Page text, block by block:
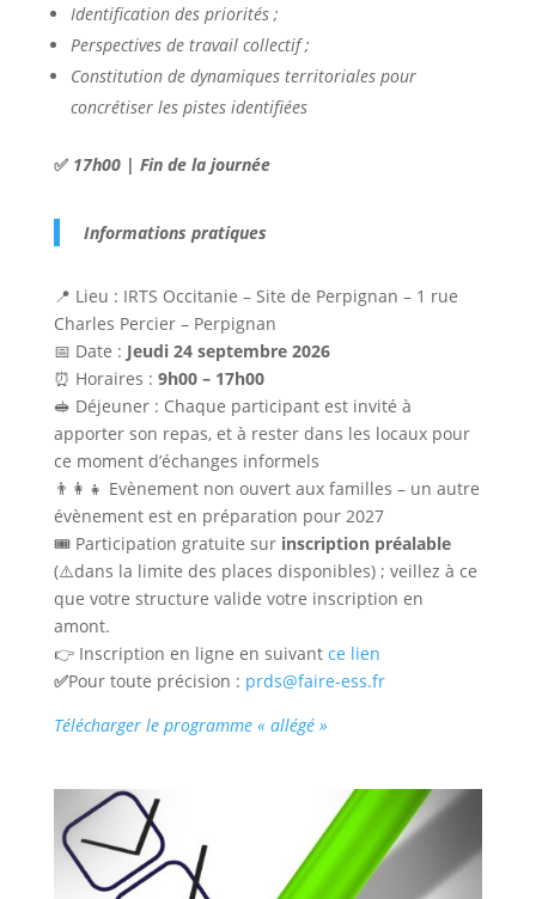
Identification des priorités ;
Perspectives de travail collectif ;
Constitution de dynamiques territoriales pour
concrétiser les pistes identifiées
✅ 17h00 | Fin de la journée
Informations pratiques
📍 Lieu : IRTS Occitanie – Site de Perpignan – 1 rue
Charles Percier – Perpignan
📅 Date : Jeudi 24 septembre 2026
⏰ Horaires : 9h00 – 17h00
🥪 Déjeuner : Chaque participant est invité à
apporter son repas, et à rester dans les locaux pour
ce moment d’échanges informels
👨‍👩‍👧 Evènement non ouvert aux familles – un autre
évènement est en préparation pour 2027
🎟️ Participation gratuite sur inscription préalable
(⚠️dans la limite des places disponibles) ; veillez à ce
que votre structure valide votre inscription en
amont.
👉 Inscription en ligne en suivant ce lien
✅Pour toute précision : prds@faire-ess.fr
Télécharger le programme « allégé »